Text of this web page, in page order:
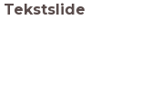
Tekstslide